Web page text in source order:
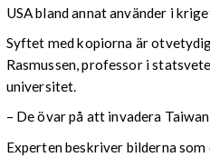
USA bland annat använder i
Syftet med kopiorna är
Rasmussen, professor i
universitet.
– De övar på att invadera
Experten beskriver bilderna